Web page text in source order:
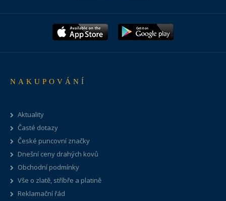
NAKUPOVÁNÍ
Aktuality
Časté dotazy
České puncovní značky
Dnešní ceny drahých kovů
Obchodní podmínky
Vše o zlatě, stříbře a platině
Reklamační řád